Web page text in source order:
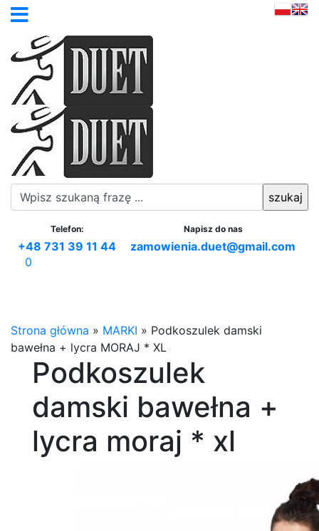
Telefon:
+48 731 39 11 44
Napisz do nas
zamowienia.duet@gmail.com
0
Strona główna » MARKI » Podkoszulek damski
bawełna + lycra MORAJ * XL
Podkoszulek
damski bawełna +
lycra moraj * xl